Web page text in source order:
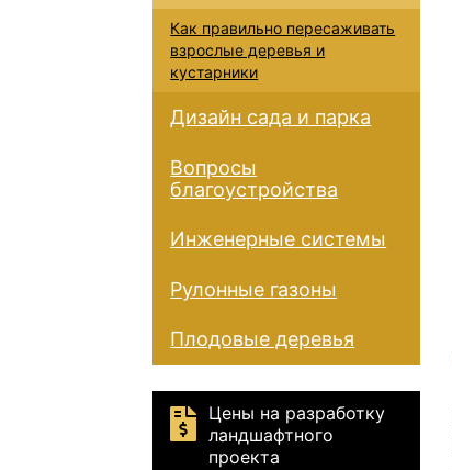
Как правильно пересаживать
взрослые деревья и
кустарники
Дизайн сада и парка
Вопросы
благоустройства
Инженерные системы
Рулонные газоны
Плодовые деревья
Цены на разработку
ландшафтного
проекта